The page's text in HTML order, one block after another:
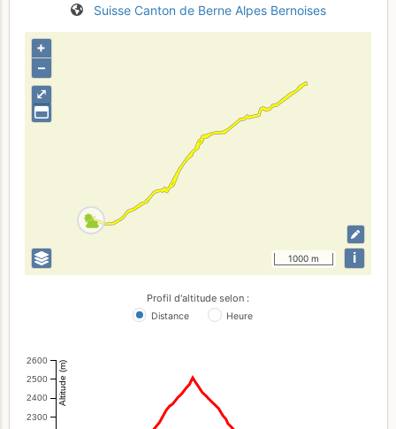
Suisse Canton de Berne Alpes Bernoises
⤢
+
–
1000 m i
Profil d'altitude selon :
Distance Heure
2300
2400
2500
2600 Altitude (m)